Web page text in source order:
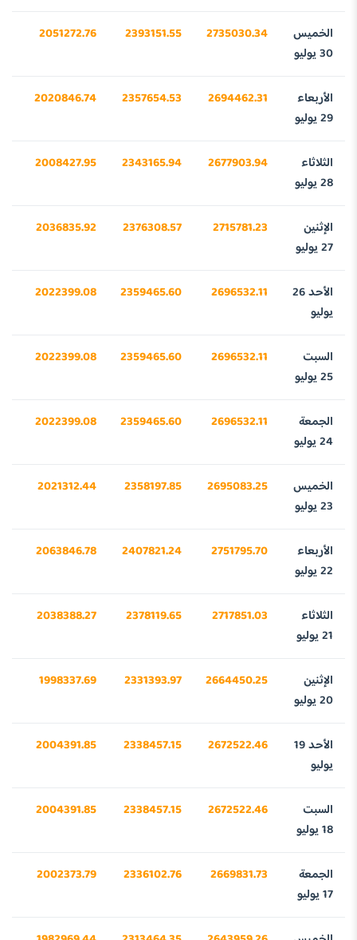
الخميس
30 يوليو
2735030.34
2393151.55
2051272.76
الأربعاء
29 يوليو
2694462.31
2357654.53
2020846.74
الثلاثاء
28 يوليو
2677903.94
2343165.94
2008427.95
الإثنين
27 يوليو
2715781.23
2376308.57
2036835.92
الأحد 26
يوليو
2696532.11
2359465.60
2022399.08
السبت
25 يوليو
2696532.11
2359465.60
2022399.08
الجمعة
24 يوليو
2696532.11
2359465.60
2022399.08
الخميس
23 يوليو
2695083.25
2358197.85
2021312.44
الأربعاء
22 يوليو
2751795.70
2407821.24
2063846.78
الثلاثاء
21 يوليو
2717851.03
2378119.65
2038388.27
الإثنين
20 يوليو
2664450.25
2331393.97
1998337.69
الأحد 19
يوليو
2672522.46
2338457.15
2004391.85
السبت
18 يوليو
2672522.46
2338457.15
2004391.85
الجمعة
17 يوليو
2669831.73
2336102.76
2002373.79